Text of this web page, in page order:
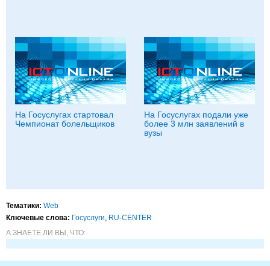
На Госуслугах стартовал
Чемпионат болельщиков
На Госуслугах подали уже
более 3 млн заявлений в
вузы
Тематики: Web
Ключевые слова: Госуслуги, RU-CENTER
А ЗНАЕТЕ ЛИ ВЫ, ЧТО: